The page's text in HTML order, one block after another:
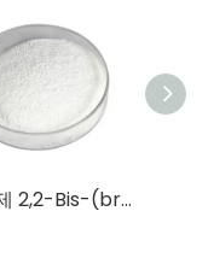
난연제 2,2-Bis-(bromomethyl)-3-bromo-1-propanol TBNPA